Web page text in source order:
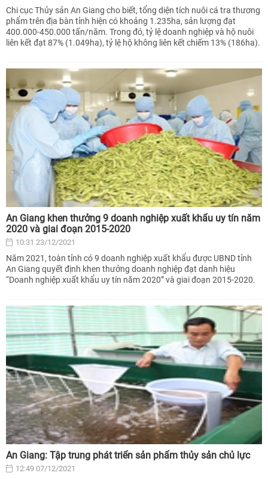
Chi cục Thủy sản An Giang cho biết, tổng diện tích nuôi cá tra thương
phẩm trên địa bàn tỉnh hiện có khoảng 1.235ha, sản lượng đạt
400.000-450.000 tấn/năm. Trong đó, tỷ lệ doanh nghiệp và hộ nuôi
liên kết đạt 87% (1.049ha), tỷ lệ hộ không liên kết chiếm 13% (186ha).
An Giang khen thưởng 9 doanh nghiệp xuất khẩu uy tín năm
2020 và giai đoạn 2015-2020
10:31 23/12/2021
Năm 2021, toàn tỉnh có 9 doanh nghiệp xuất khẩu được UBND tỉnh
An Giang quyết định khen thưởng doanh nghiệp đạt danh hiệu
“Doanh nghiệp xuất khẩu uy tín năm 2020” và giai đoạn 2015-2020.
An Giang: Tập trung phát triển sản phẩm thủy sản chủ lực
12:49 07/12/2021